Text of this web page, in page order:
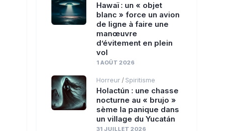
Hawaï : un « objet
blanc » force un avion
de ligne à faire une
manœuvre
d’évitement en plein
vol
1 AOÛT 2026
Horreur / Spiritisme
Holactún : une chasse
nocturne au « brujo »
sème la panique dans
un village du Yucatán
31 JUILLET 2026